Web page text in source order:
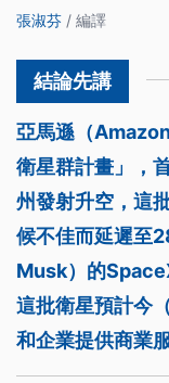
張淑芬 / 編譯
亞馬遜（
衛星群計畫」，
州發射升空，這
候不佳而延遲至
Musk）的
這批衛星預計今
和企業提供商業服